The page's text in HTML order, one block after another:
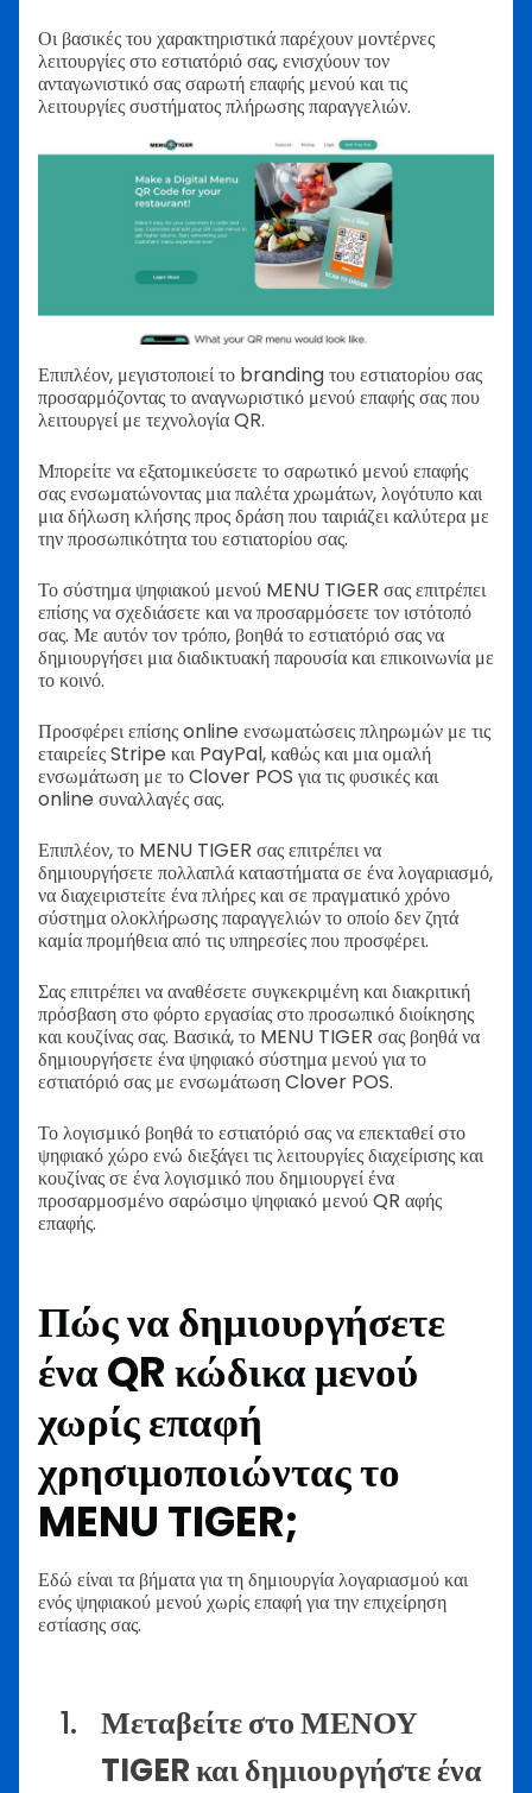
Οι βασικές του χαρακτηριστικά παρέχουν μοντέρνες
λειτουργίες στο εστιατόριό σας, ενισχύουν τον
ανταγωνιστικό σας σαρωτή επαφής μενού και τις
λειτουργίες συστήματος πλήρωσης παραγγελιών.
Επιπλέον, μεγιστοποιεί το branding του εστιατορίου σας
προσαρμόζοντας το αναγνωριστικό μενού επαφής σας που
λειτουργεί με τεχνολογία QR.
Μπορείτε να εξατομικεύσετε το σαρωτικό μενού επαφής
σας ενσωματώνοντας μια παλέτα χρωμάτων, λογότυπο και
μια δήλωση κλήσης προς δράση που ταιριάζει καλύτερα με
την προσωπικότητα του εστιατορίου σας.
Το σύστημα ψηφιακού μενού MENU TIGER σας επιτρέπει
επίσης να σχεδιάσετε και να προσαρμόσετε τον ιστότοπό
σας. Με αυτόν τον τρόπο, βοηθά το εστιατόριό σας να
δημιουργήσει μια διαδικτυακή παρουσία και επικοινωνία με
το κοινό.
Προσφέρει επίσης online ενσωματώσεις πληρωμών με τις
εταιρείες Stripe και PayPal, καθώς και μια ομαλή
ενσωμάτωση με το Clover POS για τις φυσικές και
online συναλλαγές σας.
Επιπλέον, το MENU TIGER σας επιτρέπει να
δημιουργήσετε πολλαπλά καταστήματα σε ένα λογαριασμό,
να διαχειριστείτε ένα πλήρες και σε πραγματικό χρόνο
σύστημα ολοκλήρωσης παραγγελιών το οποίο δεν ζητά
καμία προμήθεια από τις υπηρεσίες που προσφέρει.
Σας επιτρέπει να αναθέσετε συγκεκριμένη και διακριτική
πρόσβαση στο φόρτο εργασίας στο προσωπικό διοίκησης
και κουζίνας σας. Βασικά, το MENU TIGER σας βοηθά να
δημιουργήσετε ένα ψηφιακό σύστημα μενού για το
εστιατόριό σας με ενσωμάτωση Clover POS.
Το λογισμικό βοηθά το εστιατόριό σας να επεκταθεί στο
ψηφιακό χώρο ενώ διεξάγει τις λειτουργίες διαχείρισης και
κουζίνας σε ένα λογισμικό που δημιουργεί ένα
προσαρμοσμένο σαρώσιμο ψηφιακό μενού QR αφής
επαφής.
Πώς να δημιουργήσετε
ένα QR κώδικα μενού
χωρίς επαφή
χρησιμοποιώντας το
MENU TIGER;
Εδώ είναι τα βήματα για τη δημιουργία λογαριασμού και
ενός ψηφιακού μενού χωρίς επαφή για την επιχείρηση
εστίασης σας.
Μεταβείτε στο ΜΕΝΟΥ
TIGER και δημιουργήστε ένα